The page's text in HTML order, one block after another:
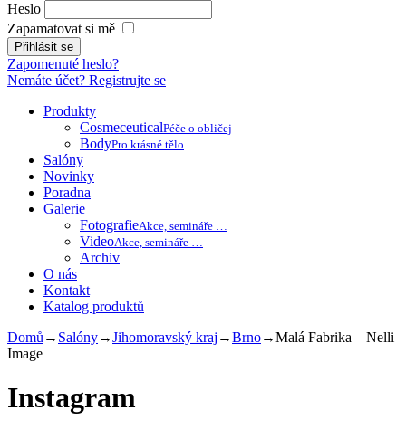
Heslo
Zapamatovat si mě
Zapomenuté heslo?
Nemáte účet? Registrujte se
Produkty
CosmeceuticalPéče o obličej
BodyPro krásné tělo
Salóny
Novinky
Poradna
Galerie
FotografieAkce, semináře …
VideoAkce, semináře …
Archiv
O nás
Kontakt
Katalog produktů
Domů → Salóny→Jihomoravský kraj →Brno→Malá Fabrika – Nelli
Image
Instagram